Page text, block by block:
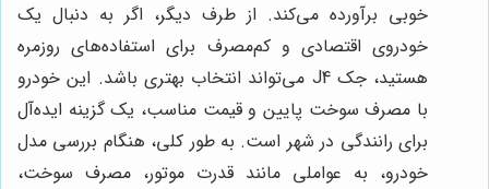
خوبی برآورده می‌کند. از طرف دیگر، اگر به دنبال یک
خودروی اقتصادی و کم‌مصرف برای استفاده‌های روزمره
هستید، جک J4 می‌تواند انتخاب بهتری باشد. این خودرو
با مصرف سوخت پایین و قیمت مناسب، یک گزینه ایده‌آل
برای رانندگی در شهر است. به طور کلی، هنگام بررسی مدل
خودرو، به عواملی مانند قدرت موتور، مصرف سوخت،